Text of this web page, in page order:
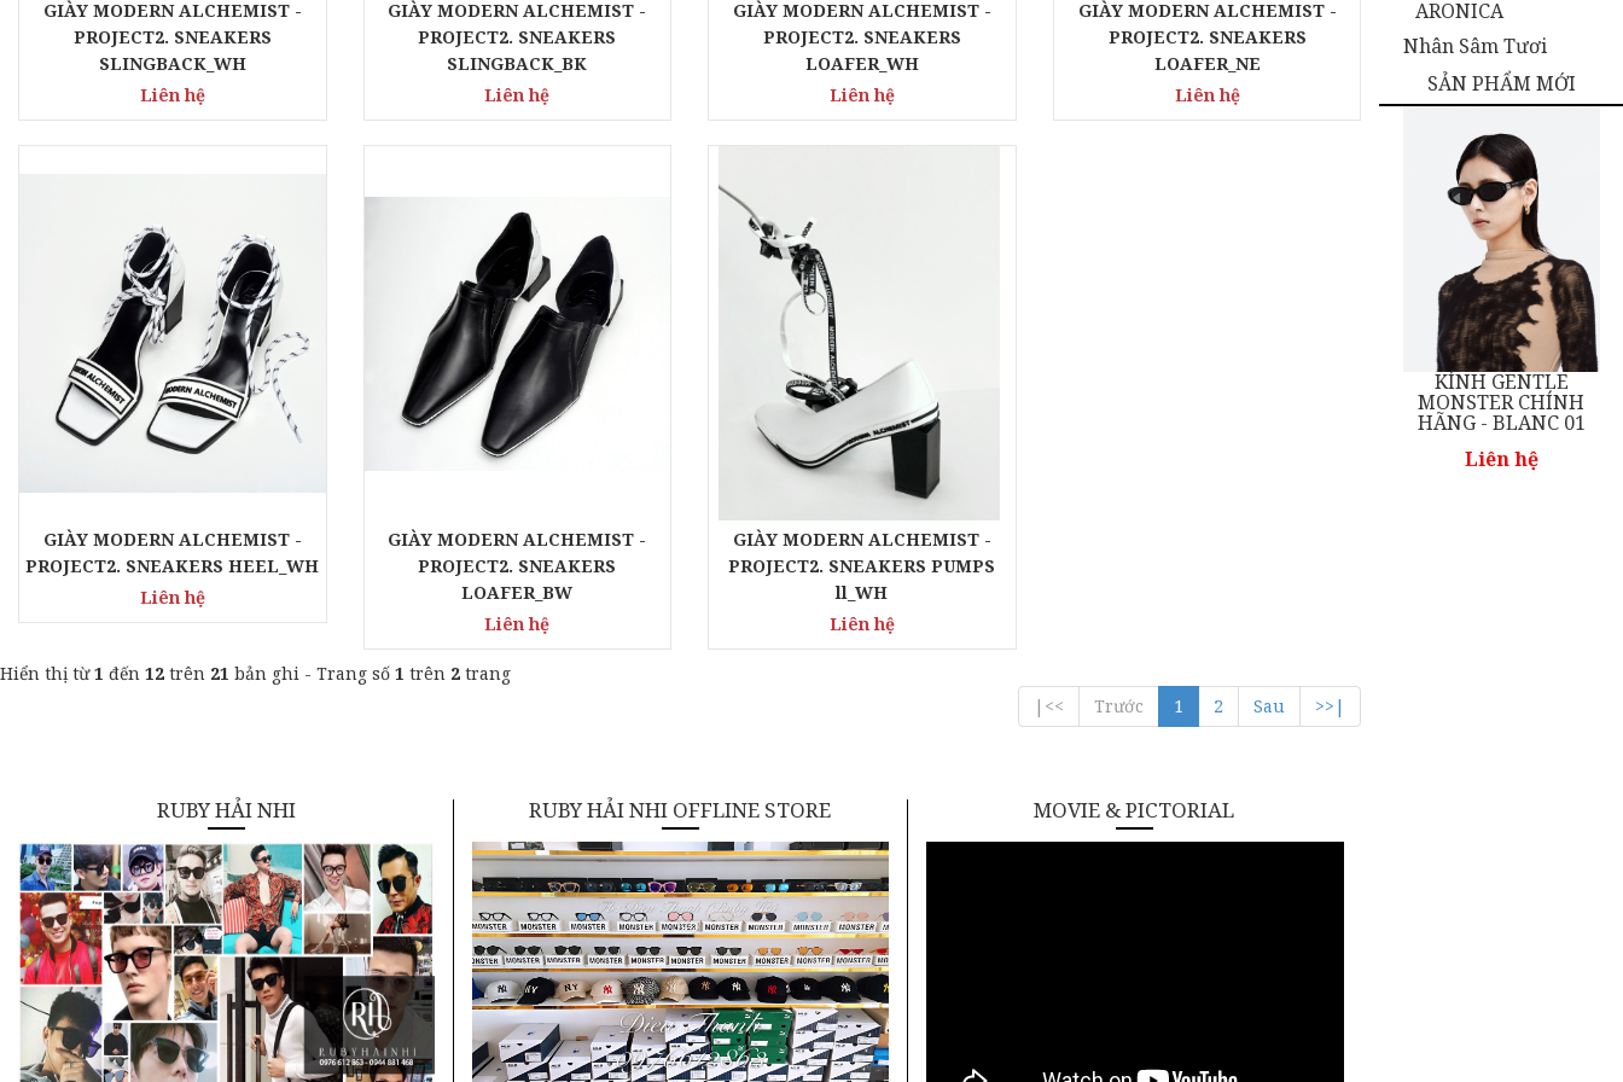
GIÀY MODERN ALCHEMIST -
PROJECT2. SNEAKERS
SLINGBACK_WH
Liên hệ
GIÀY MODERN ALCHEMIST -
PROJECT2. SNEAKERS
SLINGBACK_BK
Liên hệ
GIÀY MODERN ALCHEMIST -
PROJECT2. SNEAKERS
LOAFER_WH
Liên hệ
GIÀY MODERN ALCHEMIST -
PROJECT2. SNEAKERS
LOAFER_NE
Liên hệ
GIÀY MODERN ALCHEMIST -
PROJECT2. SNEAKERS HEEL_WH
Liên hệ
GIÀY MODERN ALCHEMIST -
PROJECT2. SNEAKERS
LOAFER_BW
Liên hệ
GIÀY MODERN ALCHEMIST -
PROJECT2. SNEAKERS PUMPS
ll_WH
Liên hệ
Hiển thị từ1 đến 12 trên 21 bản ghi - Trang số 1 trên 2 trang
|<<
Trước 1 2 Sau >>|
RUBY HẢI NHI RUBY HẢI NHI OFFLINE STORE MOVIE & PICTORIAL
ARONICA
Nhân Sâm Tươi
SẢN PHẨM MỚI
KÍNH GENTLE
MONSTER CHÍNH
HÃNG - SAVAGE 01
Liên hệ
KÍNH GENTLE
MONSTER CHÍNH
HÃNG - NEW
Liên hệ